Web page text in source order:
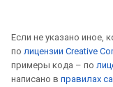
Если не указано иное,
по лицензии Creative
примеры кода – по
написано в правилах